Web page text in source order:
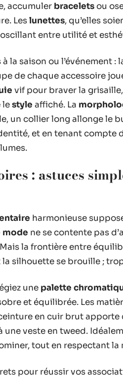
accumuler bracelets ou
Leslunettes, qu’elles
entre utilité et
la saison ou l’événement
de chaque accessoire
vif pour braver la
lestyle affiché. La
un collier long allonge le
et en tenant compte
: astuces
harmonieuse
mode ne se contente pas
la frontière entre
silhouette se brouille ;
une palette
et équilibrée. Les
en cuir brut
une veste en tweed.
tout en respectant
pour réussir vos